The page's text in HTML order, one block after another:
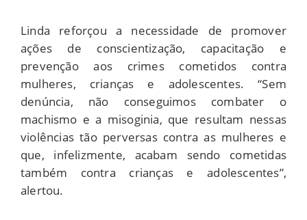
Linda reforçou a necessidade de promover
ações de conscientização, capacitação e
prevenção aos crimes cometidos contra
mulheres, crianças e adolescentes. “Sem
denúncia, não conseguimos combater o
machismo e a misoginia, que resultam nessas
violências tão perversas contra as mulheres e
que, infelizmente, acabam sendo cometidas
também contra crianças e adolescentes”,
alertou.